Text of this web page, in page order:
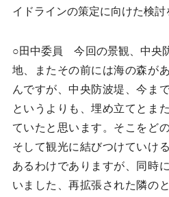
イドラインの策定に向けた検討
○田中委員 今回の景観、中央
地、またその前には海の森が
んですが、中央防波堤、今ま
というよりも、埋め立てとま
ていたと思います。そこをど
そして観光に結びつけていけ
あるわけでありますが、同時
いました、再拡張された隣の